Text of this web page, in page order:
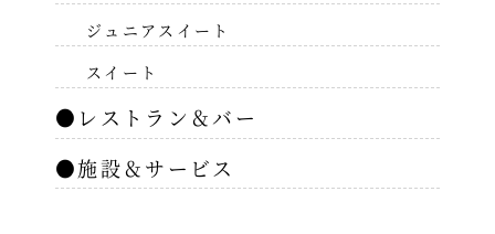
ジュニアスイート
スイート
●レストラン＆バー
●施設＆サービス